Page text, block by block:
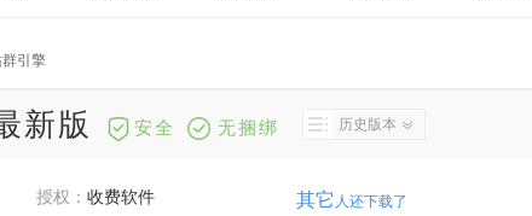
引擎
新版 安全 无捆绑 历史版本
授权：收费软件 其它 人还下载了